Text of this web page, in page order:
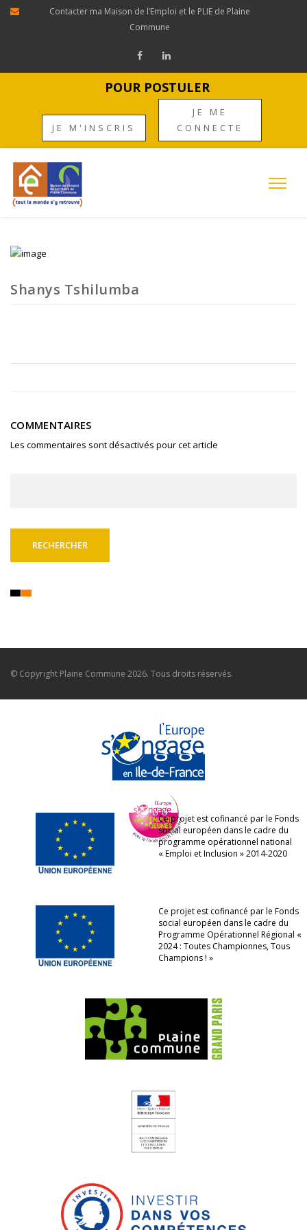
Contacter ma Maison de l’Emploi et le PLIE de Plaine
Commune
POUR POSTULER
JE M'INSCRIS
JE ME
CONNECTE
Shanys Tshilumba
COMMENTAIRES
Les commentaires sont désactivés pour cet article
© Copyright Plaine Commune 2026. Tous droits réservés.
Ce projet est cofinancé par le Fonds
social européen dans le cadre du
programme opérationnel national
« Emploi et Inclusion » 2014-2020
Ce projet est cofinancé par le Fonds
social européen dans le cadre du
Programme Opérationnel Régional «
2024 : Toutes Championnes, Tous
Champions ! »